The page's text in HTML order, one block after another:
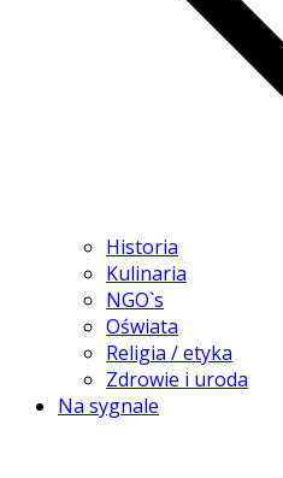
Historia
Kulinaria
NGO`s
Oświata
Religia / etyka
Zdrowie i uroda
Na sygnale